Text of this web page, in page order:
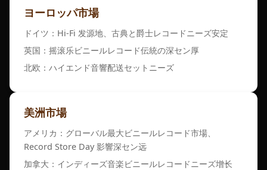
ヨーロッパ市場
ドイツ：Hi-Fi 发源地、古典と爵士レコードニーズ安定
英国：摇滚乐ビニールレコード伝統の深セン厚
北欧：ハイエンド音響配送セットニーズ
美洲市場
アメリカ：グローバル最大ビニールレコード市場、
Record Store Day 影響深セン远
加拿大：インディーズ音楽ビニールレコードニーズ增长